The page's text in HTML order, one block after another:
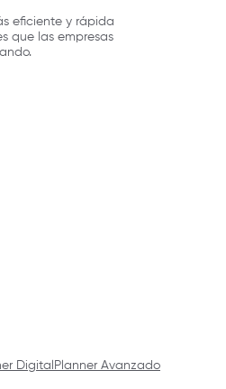
eficiente y rápida
que las empresas
Digital Planner Avanzado